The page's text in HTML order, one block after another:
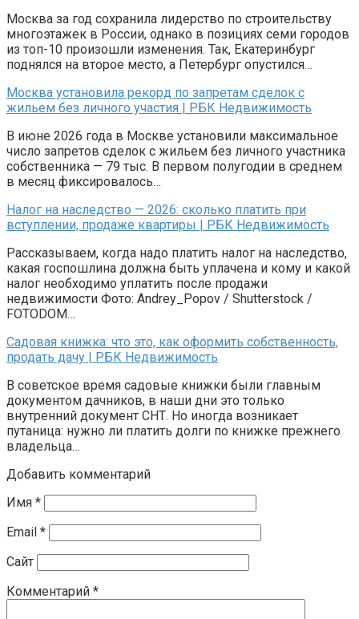
Москва за год сохранила лидерство по строительству
многоэтажек в России, однако в позициях семи городов
из топ-10 произошли изменения. Так, Екатеринбург
поднялся на второе место, а Петербург опустился…
Москва установила рекорд по запретам сделок с
жильем без личного участия | РБК Недвижимость
В июне 2026 года в Москве установили максимальное
число запретов сделок с жильем без личного участника
собственника — 79 тыс. В первом полугодии в среднем
в месяц фиксировалось…
Налог на наследство — 2026: сколько платить при
вступлении, продаже квартиры | РБК Недвижимость
Рассказываем, когда надо платить налог на наследство,
какая госпошлина должна быть уплачена и кому и какой
налог необходимо уплатить после продажи
недвижимости Фото: Andrey_Popov / Shutterstock /
FOTODOM…
Садовая книжка: что это, как оформить собственность,
продать дачу | РБК Недвижимость
В советское время садовые книжки были главным
документом дачников, в наши дни это только
внутренний документ СНТ. Но иногда возникает
путаница: нужно ли платить долги по книжке прежнего
владельца…
Добавить комментарий
Имя *
Email *
Сайт
Комментарий *